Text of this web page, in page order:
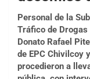
Personal de la
Tráfico de
Donato Rafael
de EPC Chivilcoy
procedieron a